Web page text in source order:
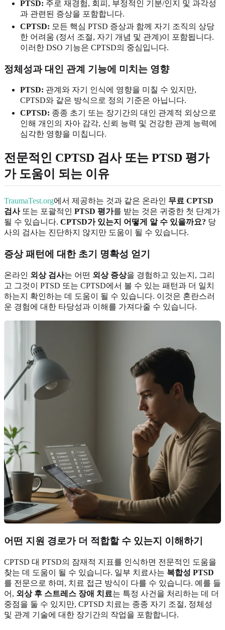
PTSD: 주로 재경험, 회피, 부정적인 기분/인지 및 과각성
과 관련된 증상을 포함합니다.
CPTSD: 모든 핵심 PTSD 증상과 함께 자기 조직의 상당
한 어려움 (정서 조절, 자기 개념 및 관계)이 포함됩니다.
이러한 DSO 기능은 CPTSD의 중심입니다.
정체성과 대인 관계 기능에 미치는 영향
PTSD: 관계와 자기 인식에 영향을 미칠 수 있지만,
CPTSD와 같은 방식으로 정의 기준은 아닙니다.
CPTSD: 종종 초기 또는 장기간의 대인 관계적 외상으로
인해 개인의 자아 감각, 신뢰 능력 및 건강한 관계 능력에
심각한 영향을 미칩니다.
전문적인 CPTSD 검사 또는 PTSD 평가
가 도움이 되는 이유
TraumaTest.org에서 제공하는 것과 같은 온라인 무료 CPTSD
검사또는 포괄적인 PTSD 평가를 받는 것은 귀중한 첫 단계가
될 수 있습니다. CPTSD가 있는지 어떻게 알 수 있을까요? 당
사의 검사는 진단하지 않지만 도움이 될 수 있습니다.
증상 패턴에 대한 초기 명확성 얻기
온라인 외상 검사는 어떤 외상 증상을 경험하고 있는지, 그리
고 그것이 PTSD 또는 CPTSD에서 볼 수 있는 패턴과 더 일치
하는지 확인하는 데 도움이 될 수 있습니다. 이것은 혼란스러
운 경험에 대한 타당성과 이해를 가져다줄 수 있습니다.
어떤 지원 경로가 더 적합할 수 있는지 이해하기
CPTSD 대 PTSD의 잠재적 지표를 인식하면 전문적인 도움을
찾는 데 도움이 될 수 있습니다. 일부 치료사는 복합성 PTSD
를 전문으로 하며, 치료 접근 방식이 다를 수 있습니다. 예를 들
어, 외상 후 스트레스 장애 치료는 특정 사건을 처리하는 데 더
중점을 둘 수 있지만, CPTSD 치료는 종종 자기 조절, 정체성
및 관계 기술에 대한 장기간의 작업을 포함합니다.